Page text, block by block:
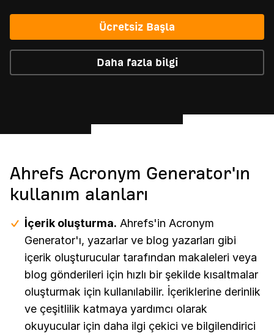
Ücretsiz Başla
Daha fazla bilgi
Ahrefs Acronym Generator'ın
kullanım alanları
İçerik oluşturma. Ahrefs'in Acronym
Generator'ı, yazarlar ve blog yazarları gibi
içerik oluşturucular tarafından makaleleri veya
blog gönderileri için hızlı bir şekilde kısaltmalar
oluşturmak için kullanılabilir. İçeriklerine derinlik
ve çeşitlilik katmaya yardımcı olarak
okuyucular için daha ilgi çekici ve bilgilendirici